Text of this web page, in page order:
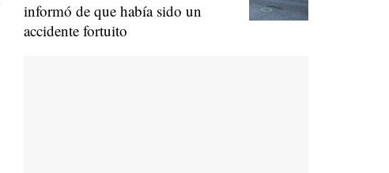
informó de que había sido un
accidente fortuito